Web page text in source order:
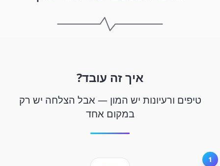
איך זה עובד?
טיפים ורעיונות יש המון — אבל הצלחה יש רק
במקום אחד
1